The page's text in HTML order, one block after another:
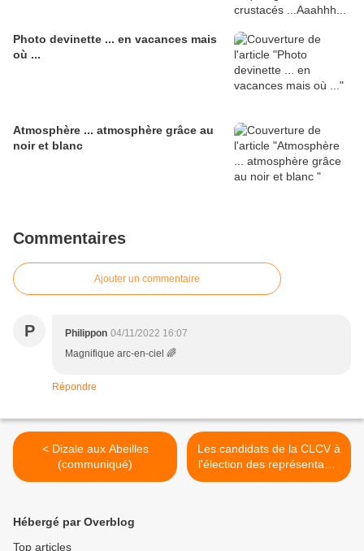
Photo devinette ... en vacances mais
où ...
Atmosphère ... atmosphère grâce au
noir et blanc
Commentaires
Ajouter un commentaire
P Philippon 04/11/2022 16:07
Magnifique arc-en-ciel 🌈
Répondre
< Dizale aux Abeilles
(communiqué)
Les candidats de la CLCV à
l'élection des représentants
des locataires de l'OPAC
Hébergé par Overblog
Top articles